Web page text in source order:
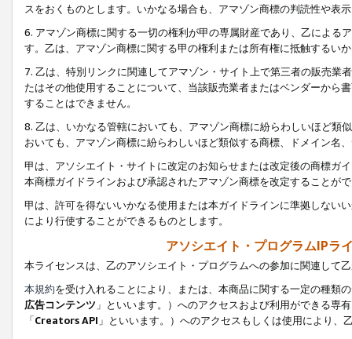
スをおくものとします。いかなる場合も、アマゾン商標の判読性や表
6. アマゾン商標に関する一切の権利が甲の専属財産であり、乙による
す。乙は、アマゾン商標に関する甲の権利または所有権に抵触するい
7. 乙は、特別リンクに関連してアマゾン・サイト上で第三者の販売
たはその他使用することについて、当該販売業者またはベンダーから
することはできません。
8. 乙は、いかなる管轄においても、アマゾン商標に紛らわしいほど類
おいても、アマゾン商標に紛らわしいほど類似する商標、ドメイン名
甲は、アソシエイト・サイトに改定のお知らせまたは改定後の商標ガ
本商標ガイドラインおよび承認されたアマゾン商標を改定することが
甲は、許可を得ないいかなる使用または本ガイドラインに準拠しない
により行使することができるものとします。
アソシエイト・プログラムIPラ
本ライセンスは、乙のアソシエイト・プログラムへの参加に関連して
本規約を受け入れることにより、または、本商品に関する一定の種類
広告コンテンツ 」といいます。）へのアクセスおよび利用ができる専
「Creators API 」といいます。）へのアクセスもしくは使用により